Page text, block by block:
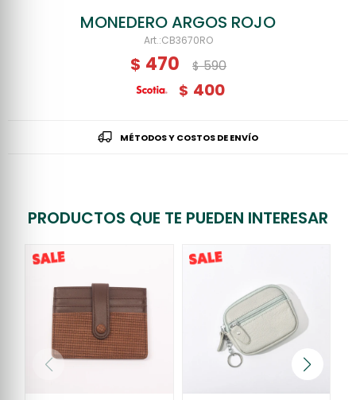
MONEDERO ARGOS ROJO
CB3670RO
$ 470 $ 590
$ 400
MÉTODOS Y COSTOS DE ENVÍO
PRODUCTOS QUE TE PUEDEN INTERESAR